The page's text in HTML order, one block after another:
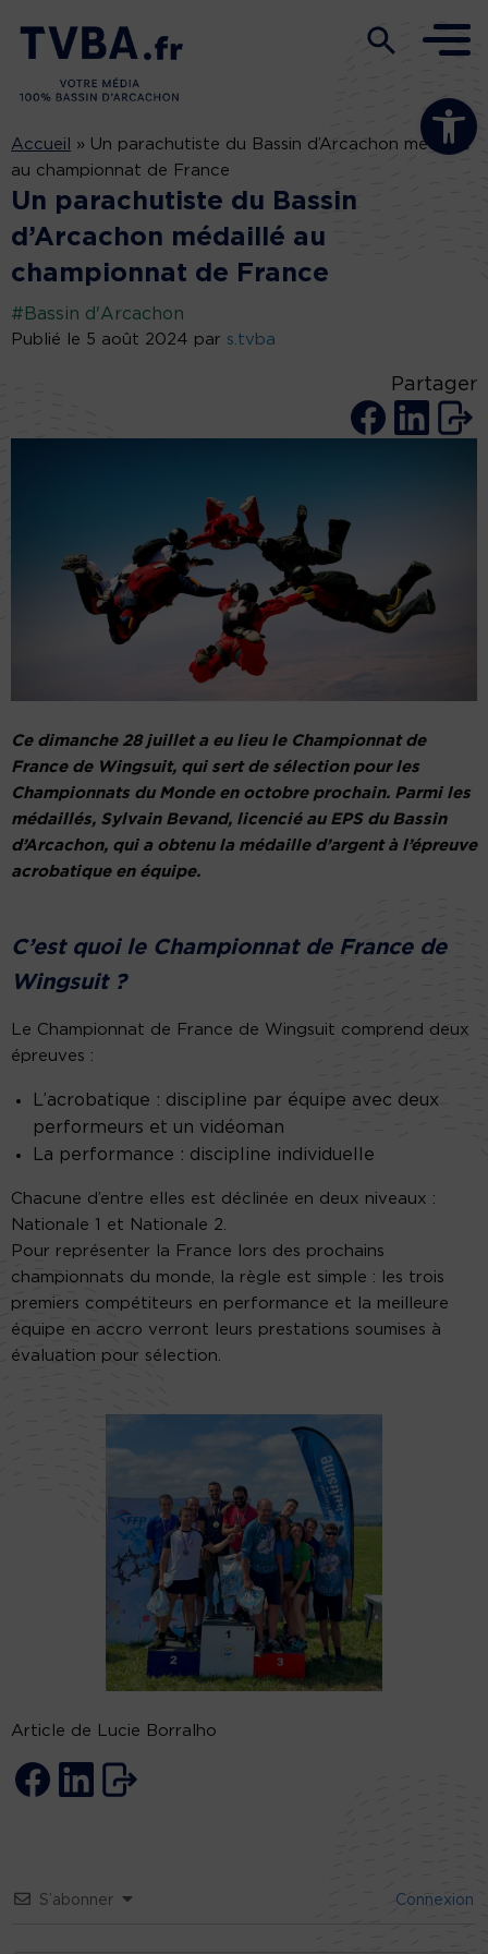
Ouvrir la
Accueil » Un parachutiste du Bassin d’Arcachon médaillé
au championnat de France
Un parachutiste du Bassin
d’Arcachon médaillé au
championnat de France
#Bassin d'Arcachon
Publié le 5 août 2024 par s.tvba
Partager
Ce dimanche 28 juillet a eu lieu le Championnat de
France de Wingsuit, qui sert de sélection pour les
Championnats du Monde en octobre prochain. Parmi les
médaillés, Sylvain Bevand, licencié au EPS du Bassin
d’Arcachon, qui a obtenu la médaille d’argent à l’épreuve
acrobatique en équipe.
C’est quoi le Championnat de France de
Wingsuit ?
Le Championnat de France de Wingsuit comprend deux
épreuves :
L’acrobatique : discipline par équipe avec deux
performeurs et un vidéoman
La performance : discipline individuelle
Chacune d’entre elles est déclinée en deux niveaux :
Nationale 1 et Nationale 2.
Pour représenter la France lors des prochains
championnats du monde, la règle est simple : les trois
premiers compétiteurs en performance et la meilleure
équipe en accro verront leurs prestations soumises à
évaluation pour sélection.
Article de Lucie Borralho
S’abonner Connexion